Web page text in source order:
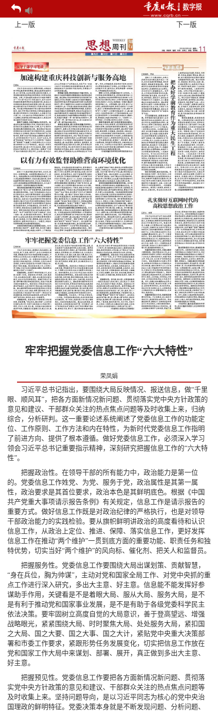
上一版 下一版
牢牢把握党委信息工作“六大特性”
荣凤娟
习近平总书记指出，要围绕大局反映情况、报送信息，做“千里
眼、顺风耳”，把各方面新情况新问题、贯彻落实党中央方针政策的
意见和建议、干部群众关注的热点焦点问题等及时收集上来，归纳
综合，分析研判。这一重要论述系统阐述了党委信息工作的功能定
位、工作原则、工作方法和内在特性，为新时代党委信息工作指明
了前进方向、提供了根本遵循。做好党委信息工作，必须深入学习
领会习近平总书记重要指示精神，深刻研究把握信息工作的“六大特
性”。
把握政治性。在领导干部的所有能力中，政治能力是第一位
的。党委信息工作姓党、为党、服务于党，政治属性是其第一属
性，政治要求是其首位要求，政治本色是其鲜明底色。根据《中国
共产党重大事项请示报告条例》有关规定，信息工作是请示报告的
重要方式。做好信息工作既是对政治纪律的严格执行，也是对领导
干部政治能力的实践检验。要从旗帜鲜明讲政治的高度看待和认识
信息工作，从政治上定位、推进、保障、落实信息工作，更好发挥
信息工作在推动“两个维护”一贯到底方面的重要功能、职责任务和独
特优势，切实当好“两个维护”的风向标、催化剂、把关人和监督员。
把握服务性。党委信息工作要围绕大局出谋划策、贡献智慧，
“身在兵位，胸为帅谋”，主动对党和国家全局工作、对党中央抓的重
点工作进行深入研究，多出大主意、好主意。信息能不能发挥好参
谋助手作用，关键看是不是着眼大局、服从大局、服务大局，是不
是有利于推动党和国家事业发展，是不是有助于各级党委科学民主
依法决策。要牢固树立高度自觉的大局意识，善于登高望远、增强
战略眼光，紧紧围绕大局、时时聚焦大局、处处服务大局，紧扣国
之大局、国之大要、国之大事、国之大计，紧贴党中央重大决策部
署和市委工作要求，紧跟形势任务发展变化，切实把信息工作放在
党和国家工作大局中来谋划、部署、展开，真正做到多出大主意、
好主意。
把握预见性。党委信息工作要把各方面新情况新问题、贯彻落
实党中央方针政策的意见和建议、干部群众关注的热点焦点问题等
及时收集上来。坚持问题导向，是以习近平同志为核心的党中央治
国理政的鲜明特征。党委决策本身就是不断发现问题、分析问题、